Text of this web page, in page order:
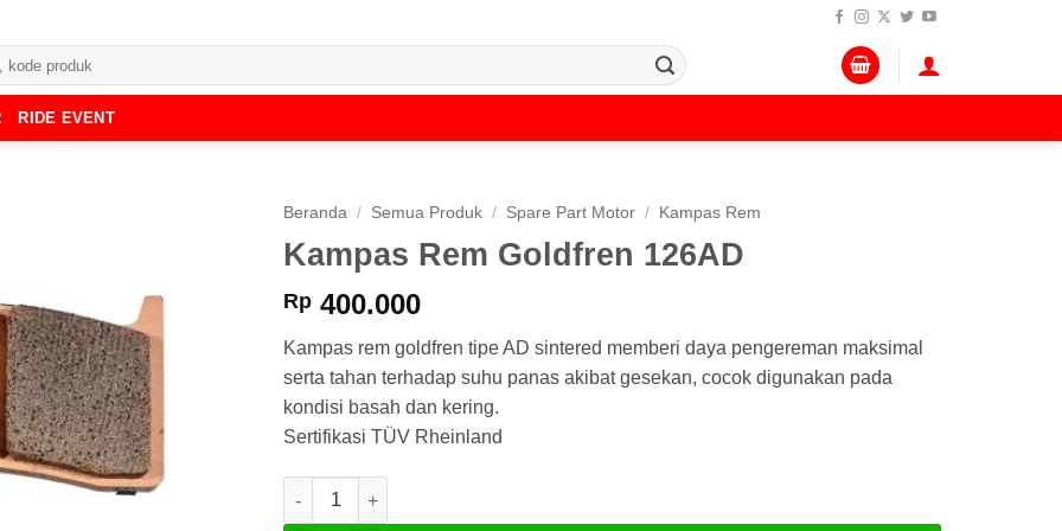
RIDE EVENT
Beranda / Semua Produk / Spare Part Motor / Kampas Rem
Kampas Rem Goldfren 126AD
Rp 400.000
Kampas rem goldfren tipe AD sintered memberi daya pengereman maksimal
serta tahan terhadap suhu panas akibat gesekan, cocok digunakan pada
kondisi basah dan kering.
Sertifikasi TÜV Rheinland
Kuantitas Kampas Rem Goldfren 126AD